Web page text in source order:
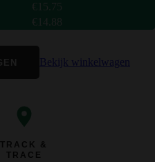
€ 15.75
€ 14.88
Bekijk winkelwagen
TRACK &
TRACE